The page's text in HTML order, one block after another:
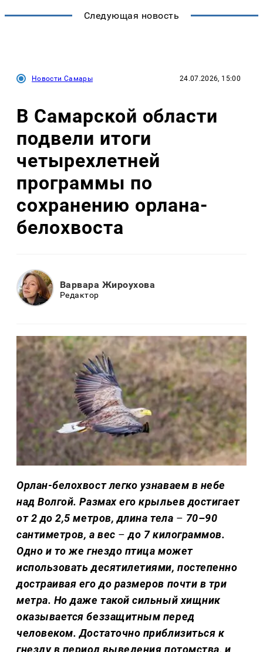
Следующая новость
Новости Самары 24.07.2026, 15:00
В Самарской области
подвели итоги
четырехлетней
программы по
сохранению орлана-
белохвоста
Варвара Жироухова
Редактор
Орлан-белохвост легко узнаваем в небе
над Волгой. Размах его крыльев достигает
от 2 до 2,5 метров, длина тела – 70–90
сантиметров, а вес – до 7 килограммов.
Одно и то же гнездо птица может
использовать десятилетиями, постепенно
достраивая его до размеров почти в три
метра. Но даже такой сильный хищник
оказывается беззащитным перед
человеком. Достаточно приблизиться к
гнезду в период выведения потомства, и